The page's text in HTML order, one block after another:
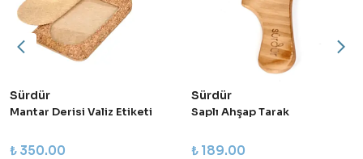
Sürdür
Mantar Derisi Valiz Etiketi
₺ 350.00
Sürdür
Saplı Ahşap Tarak
₺ 189.00